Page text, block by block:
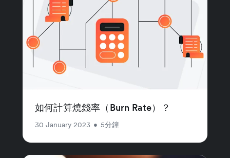
如何計算燒錢率（Burn Rate）？
30 January 2023 • 5分鐘